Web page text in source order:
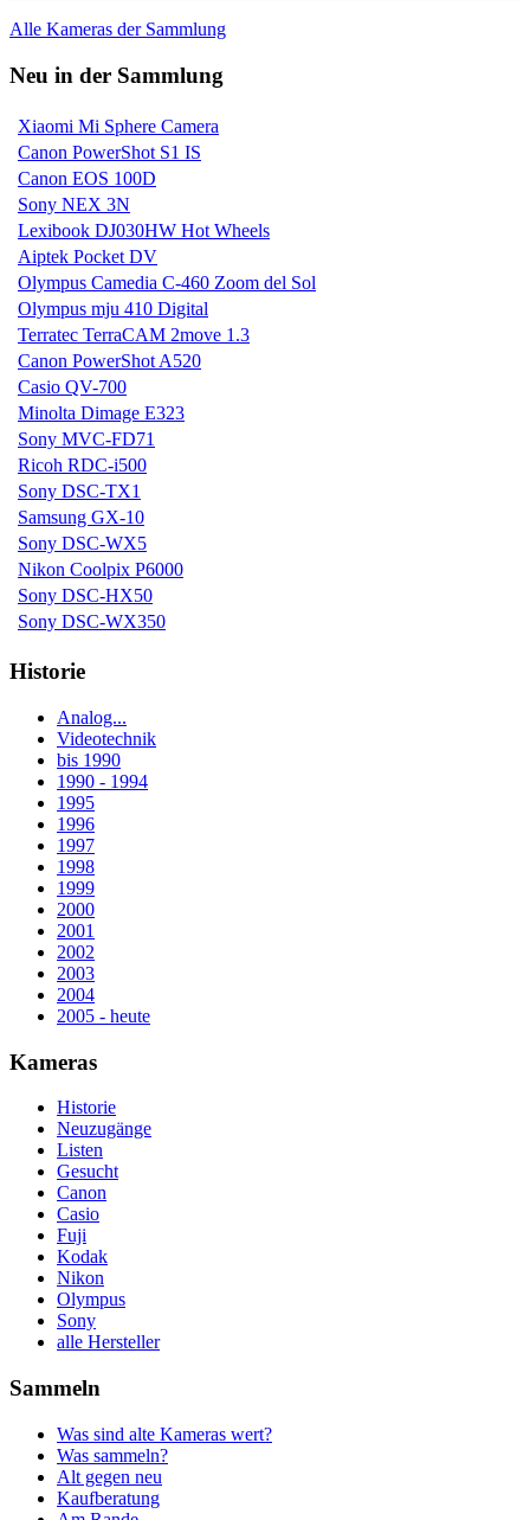
Alle Kameras der Sammlung
Neu in der Sammlung
Xiaomi Mi Sphere Camera
Canon PowerShot S1 IS
Canon EOS 100D
Sony NEX 3N
Lexibook DJ030HW Hot Wheels
Aiptek Pocket DV
Olympus Camedia C-460 Zoom del Sol
Olympus mju 410 Digital
Terratec TerraCAM 2move 1.3
Canon PowerShot A520
Casio QV-700
Minolta Dimage E323
Sony MVC-FD71
Ricoh RDC-i500
Sony DSC-TX1
Samsung GX-10
Sony DSC-WX5
Nikon Coolpix P6000
Sony DSC-HX50
Sony DSC-WX350
Historie
Analog...
Videotechnik
bis 1990
1990 - 1994
1995
1996
1997
1998
1999
2000
2001
2002
2003
2004
2005 - heute
Kameras
Historie
Neuzugänge
Listen
Gesucht
Canon
Casio
Fuji
Kodak
Nikon
Olympus
Sony
alle Hersteller
Sammeln
Was sind alte Kameras wert?
Was sammeln?
Alt gegen neu
Kaufberatung